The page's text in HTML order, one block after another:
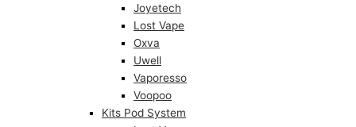
Joyetech
Lost Vape
Oxva
Uwell
Vaporesso
Voopoo
Kits Pod System